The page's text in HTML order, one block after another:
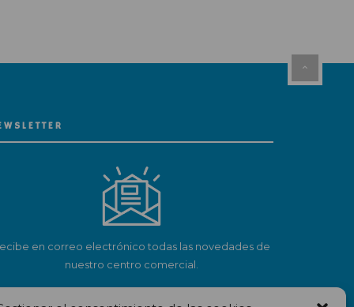
en correo electrónico todas las novedades de
nuestro centro comercial.